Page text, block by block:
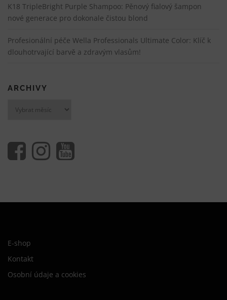
K18 TripleBright Purple Shampoo: Pěnový fialový šampon
nové generace pro dokonale čistou blond
Profesionální péče Wella Professionals Ultimate Color: Klíč k
dlouhotrvající barvě a zdravým vlasům!
ARCHIVY
E-shop
Kontakt
Osobní údaje a cookies